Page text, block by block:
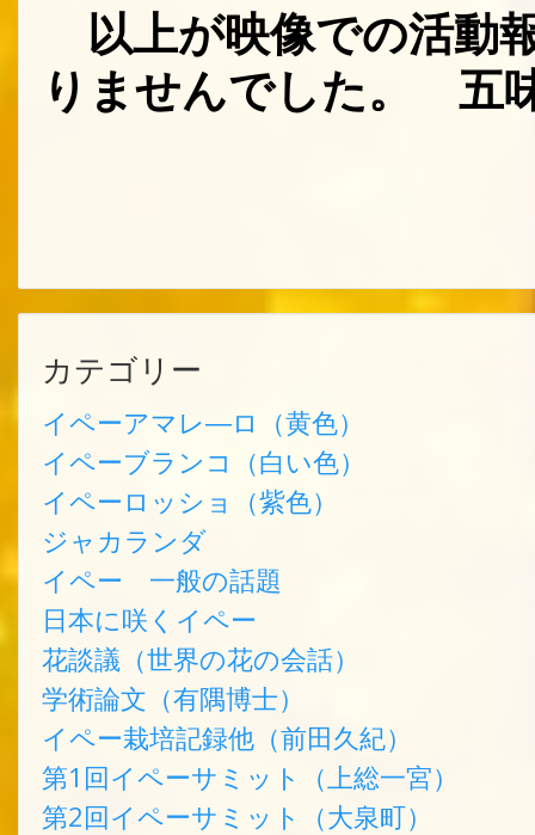
以上が映像での活動
りませんでした。 五
カテゴリー
イペーアマレ―ロ（黄色）
イペーブランコ（白い色）
イペーロッショ（紫色）
ジャカランダ
イペー 一般の話題
日本に咲くイペー
花談議（世界の花の会話）
学術論文（有隅博士）
イペー栽培記録他（前田久紀）
第1回イペーサミット（上総一宮）
第2回イペーサミット（大泉町）